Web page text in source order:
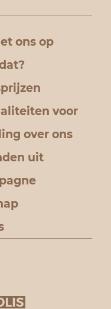
ons op
voor
over ons
uit